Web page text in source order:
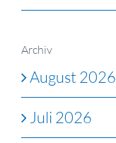
Archiv
August 2026
Juli 2026